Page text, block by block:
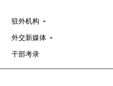
驻外机构
外交新媒体
干部考录